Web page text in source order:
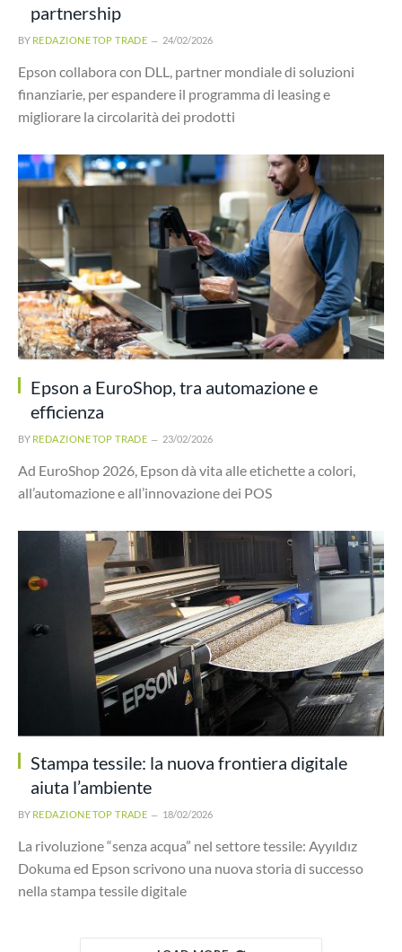
partnership
BY REDAZIONE TOP TRADE 24/02/2026
Epson collabora con DLL, partner mondiale di soluzioni
finanziarie, per espandere il programma di leasing e
migliorare la circolarità dei prodotti
Epson a EuroShop, tra automazione e
efficienza
BY REDAZIONE TOP TRADE 23/02/2026
Ad EuroShop 2026, Epson dà vita alle etichette a colori,
all’automazione e all’innovazione dei POS
Stampa tessile: la nuova frontiera digitale
aiuta l’ambiente
BY REDAZIONE TOP TRADE 18/02/2026
La rivoluzione “senza acqua” nel settore tessile: Ayyıldız
Dokuma ed Epson scrivono una nuova storia di successo
nella stampa tessile digitale